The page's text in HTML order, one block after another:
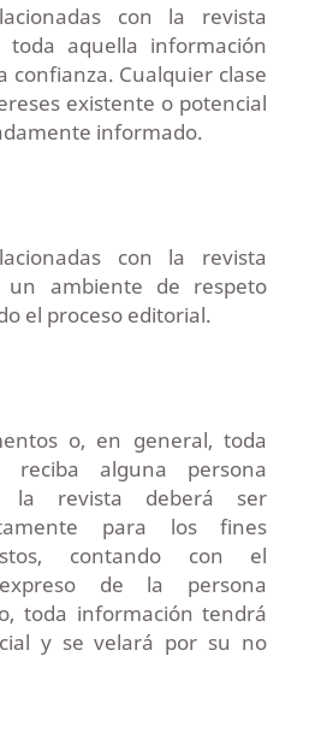
con la revista
toda aquella información
confianza. Cualquier clase
existente o potencial
informado.
con la revista
un ambiente de respeto
el proceso editorial.
o, en general, toda
reciba alguna persona
la revista deberá ser
para los fines
contando con el
de la persona
toda información tendrá
y se velará por su no